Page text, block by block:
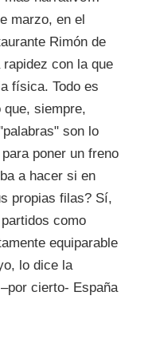
marzo, en el
Rimón de
con la que
física. Todo es
que, siempre,
son lo
poner un freno
a hacer si en
propias filas? Sí,
como
equiparable
lo dice la
cierto- España